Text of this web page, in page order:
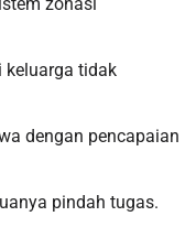
keluarga tidak
dengan pencapaian
pindah tugas.